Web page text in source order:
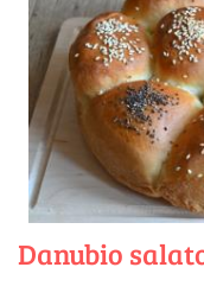
Danubio